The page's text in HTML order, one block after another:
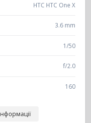
HTC HTC One X
3.6 mm
1/50
f/2.0
160